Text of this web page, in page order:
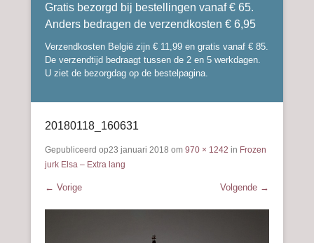
Gratis bezorgd bij bestellingen vanaf € 65.
Anders bedragen de verzendkosten € 6,95
Verzendkosten België zijn € 11,99 en gratis vanaf € 85.
De verzendtijd bedraagt tussen de 2 en 5 werkdagen.
U ziet de bezorgdag op de bestelpagina.
20180118_160631
Gepubliceerd op23 januari 2018 om 970 × 1242 in Frozen
jurk Elsa – Extra lang
← Vorige Volgende →